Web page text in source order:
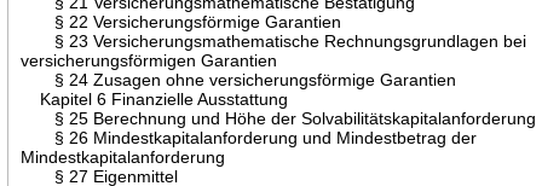
§ 22 Versicherungsförmige Garantien
§ 23 Versicherungsmathematische Rechnungsgrundlagen bei
versicherungsförmigen Garantien
§ 24 Zusagen ohne versicherungsförmige Garantien
Kapitel 6 Finanzielle Ausstattung
§ 25 Berechnung und Höhe der Solvabilitätskapitalanforderung
§ 26 Mindestkapitalanforderung und Mindestbetrag der
Mindestkapitalanforderung
§ 27 Eigenmittel